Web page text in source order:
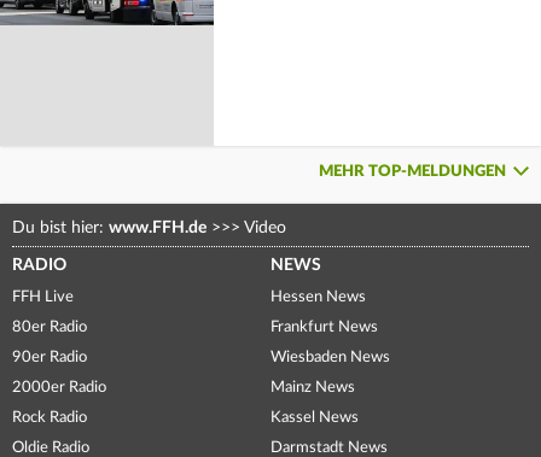
MEHR TOP-MELDUNGEN
Du bist hier: www.FFH.de >>> Video
RADIO
FFH Live
80er Radio
90er Radio
2000er Radio
Rock Radio
Oldie Radio
NEWS
Hessen News
Frankfurt News
Wiesbaden News
Mainz News
Kassel News
Darmstadt News